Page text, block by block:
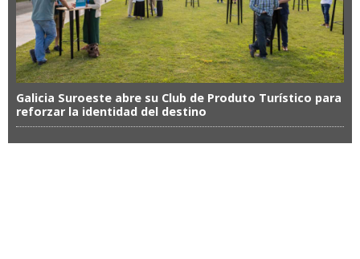
Galicia Suroeste abre su Club de Produto Turístico para
reforzar la identidad del destino